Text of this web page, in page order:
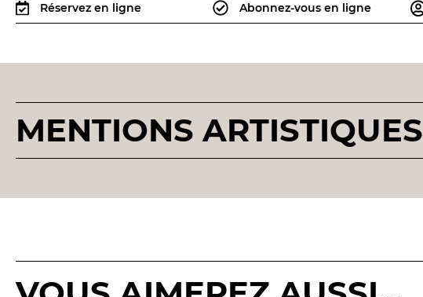
Réservez en ligne Abonnez-vous en ligne
MENTIONS ARTISTIQUES